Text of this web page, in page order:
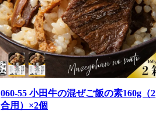
060-55 小田牛の混ぜご飯の素160g（2
合用）×2個